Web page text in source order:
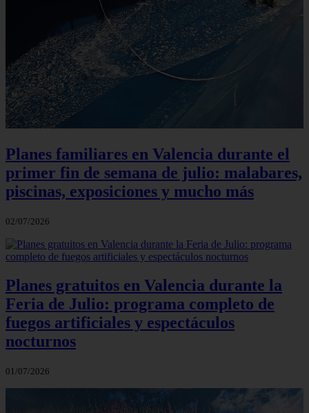
Planes familiares en Valencia durante el
primer fin de semana de julio: malabares,
piscinas, exposiciones y mucho más
02/07/2026
Planes gratuitos en Valencia durante la
Feria de Julio: programa completo de
fuegos artificiales y espectáculos
nocturnos
01/07/2026